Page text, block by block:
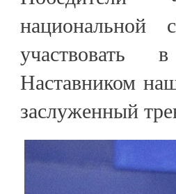
национальной
участвовать
Наставником
заслуженный